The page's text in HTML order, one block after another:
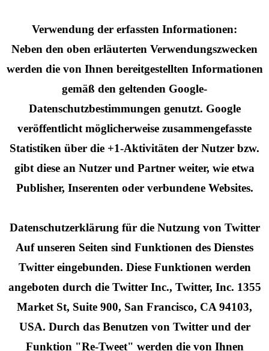
Verwendung der erfassten Informationen:
Neben den oben erläuterten Verwendungszwecken
werden die von Ihnen bereitgestellten Informationen
gemäß den geltenden Google-
Datenschutzbestimmungen genutzt. Google
veröffentlicht möglicherweise zusammengefasste
Statistiken über die +1-Aktivitäten der Nutzer bzw.
gibt diese an Nutzer und Partner weiter, wie etwa
Publisher, Inserenten oder verbundene Websites.
Datenschutzerklärung für die Nutzung von Twitter
Auf unseren Seiten sind Funktionen des Dienstes
Twitter eingebunden. Diese Funktionen werden
angeboten durch die Twitter Inc., Twitter, Inc. 1355
Market St, Suite 900, San Francisco, CA 94103,
USA. Durch das Benutzen von Twitter und der
Funktion "Re-Tweet" werden die von Ihnen